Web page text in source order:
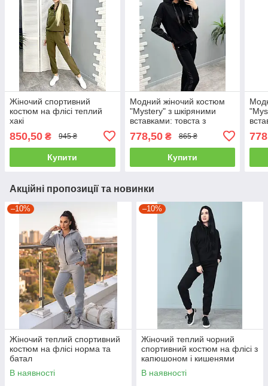
Жіночий спортивний
костюм на флісі теплий
хакі
850,50 ₴ 945 ₴
Купити
Модний жіночий костюм
"Mystery" з шкіряними
вставками: товста з
манжетах чорний
778,50₴ 865 ₴
Купити
Акційні пропозиції та новинки
–10%
Жіночий теплий спортивний
костюм на флісі норма та
батал
В наявності
–10%
Жіночий теплий чорний
спортивний костюм на флісі з
капюшоном і кишенями
кенгуру "WhyNot" весна осінь
В наявності